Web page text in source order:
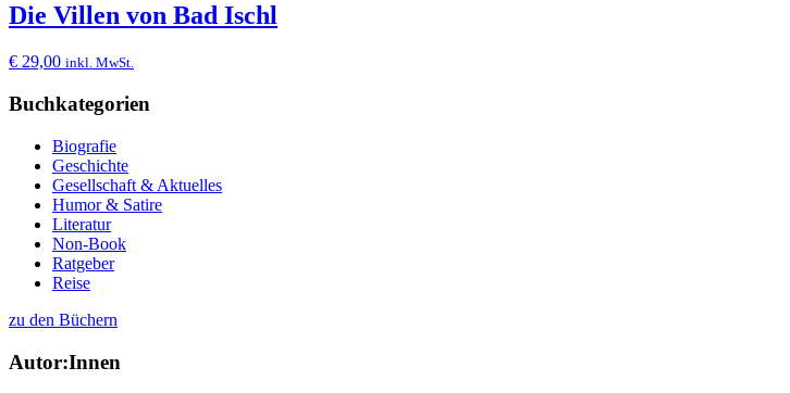
Die Villen von Bad Ischl
€ 29,00 inkl. MwSt.
Buchkategorien
Biografie
Geschichte
Gesellschaft & Aktuelles
Humor & Satire
Literatur
Non-Book
Ratgeber
Reise
zu den Büchern
Autor:Innen